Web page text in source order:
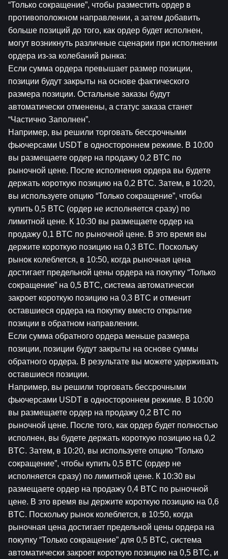
“Только cокращение”, чтобы разместить ордер в
противоположном направлении, а затем добавить
больше позиций до того, как ордер будет исполнен,
могут возникнуть различные сценарии при исполнении
ордера из-за колебаний рынка:
Если сумма ордера превышает размер позиции,
позиции будут закрыты на основе фактического
размера позиции. Остальные заказы будут
автоматически отменены, а статус заказа станет
“Частично Заполнен”.
Например, вы решили торговать бессрочными
фьючерсами USDT в одностороннем режиме. В 10:00
вы размещаете ордер на продажу 0,2 BTC по
рыночной цене. После исполнения ордера вы будете
держать короткую позицию на 0,2 BTC. Затем, в 10:20,
вы используете опцию “Только cокращение”, чтобы
купить 0,5 BTC (ордер не исполняется сразу) по
лимитной цене. К 10:30 вы размещаете ордер на
продажу 0,1 BTC по рыночной цене. В это время вы
держите короткую позицию на 0,3 BTC. Поскольку
рынок колеблется, в 10:50, когда рыночная цена
достигает предельной цены ордера на покупку “Только
cокращение” на 0,5 BTC, система автоматически
закроет короткую позицию на 0,3 BTC и отменит
оставшиеся ордера на покупку вместо открытие
позиции в обратном направлении.
Если сумма обратного ордера меньше размера
позиции, позиции будут закрыты на основе суммы
обратного ордера. В результате вы можете удерживать
оставшиеся позиции.
Например, вы решили торговать бессрочными
фьючерсами USDT в одностороннем режиме. В 10:00
вы размещаете ордер на продажу 0,2 BTC по
рыночной цене. После того, как ордер будет полностью
исполнен, вы будете держать короткую позицию на 0,2
BTC. Затем, в 10:20, вы используете опцию “Только
cокращение”, чтобы купить 0,5 BTC (ордер не
исполняется сразу) по лимитной цене. К 10:30 вы
размещаете ордер на продажу 0,4 BTC по рыночной
цене. В это время вы держите короткую позицию на 0,6
BTC. Поскольку рынок колеблется, в 10:50, когда
рыночная цена достигает предельной цены ордера на
покупку “Только cокращение” для 0,5 BTC, система
автоматически закроет короткую позицию на 0,5 BTC, и